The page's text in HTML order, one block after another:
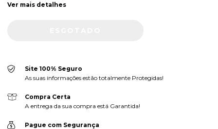
Ver mais detalhes
Site 100% Seguro
As suas informações estão totalmente Protegidas!
Compra Certa
A entrega da sua compra está Garantida!
Pague com Segurança